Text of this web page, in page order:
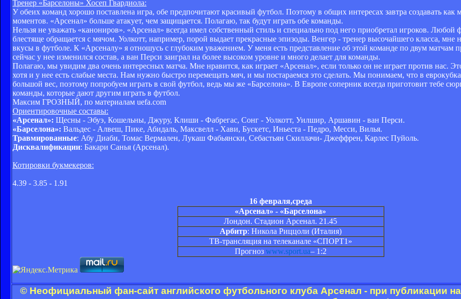
Тренер «Барселоны» Хосеп Гвардиола:
У обеих команд хорошо поставлена игра, обе предпочитают красивый футбол. Поэтому в общих интересах завтра создавать
моментов. «Арсенал» больше атакует, чем защищается. Полагаю, так будут играть обе команды.
Нельзя не уважать «канониров». «Арсенал» всегда имел собственный стиль и специально под него приобретал игроков. Любой
блестяще обращается с мячом. Уолкотт, например, порой выдает прекрасные эпизоды. Венгер - тренер высочайшего класса, мне
вкусы в футболе. К «Арсеналу» я отношусь с глубоким уважением. У меня есть представление об этой команде по двум матчам
сейчас у нее изменился состав, а ван Перси заиграл на более высоком уровне и много делает для команды.
Полагаю, мы увидим два очень интересных матча. Мне нравится, как играет «Арсенал», если только он не играет против нас.
хотя и у нее есть слабые места. Нам нужно быстро перемещать мяч, и мы постараемся это сделать. Мы понимаем, что в
большой вес, поэтому попробуем играть в свой футбол, ведь мы же «Барселона». В Европе соперник всегда приготовит тебе
команды, которые дают другим играть в футбол.
Максим ГРОЗНЫЙ, по материалам uefa.com
Ориентировочные составы:
«Арсенал»: Щесны - Эбуэ, Кошельны, Джуру, Клиши - Фабрегас, Сонг - Уолкотт, Уилшир, Аршавин - ван Перси.
«Барселона»: Вальдес - Алвеш, Пике, Абидаль, Максвелл - Хави, Бускетс, Иньеста - Педро, Месси, Вилья.
Травмированные: Абу Диаби, Томас Вермален, Лукаш Фабьянски, Себастьян Скиллачи- Джеффрен, Карлес Пуйоль.
Дисквалификации: Бакари Санья (Арсенал).
Котировки букмекеров:
4.39 - 3.85 - 1.91
16 февраля,среда
«Арсенал» - «Барселона»
Лондон. Стадион Арсенал. 21.45
Арбитр: Никола Риццоли (Италия)
ТВ-трансляция на телеканале «СПОРТ1»
Прогноз www.sport.ua– 1:2
© Неофициальный фан-сайт английского футбольного клуба Арсенал - при публикации